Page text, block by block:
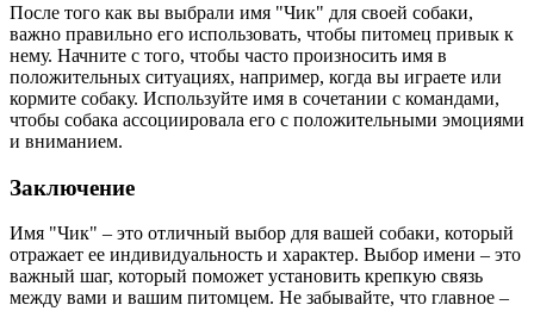
После того как вы выбрали имя "Чик" для своей собаки,
важно правильно его использовать, чтобы питомец привык к
нему. Начните с того, чтобы часто произносить имя в
положительных ситуациях, например, когда вы играете или
кормите собаку. Используйте имя в сочетании с командами,
чтобы собака ассоциировала его с положительными эмоциями
и вниманием.
Заключение
Имя "Чик" – это отличный выбор для вашей собаки, который
отражает ее индивидуальность и характер. Выбор имени – это
важный шаг, который поможет установить крепкую связь
между вами и вашим питомцем. Не забывайте, что главное –